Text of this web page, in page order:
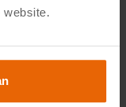
website.